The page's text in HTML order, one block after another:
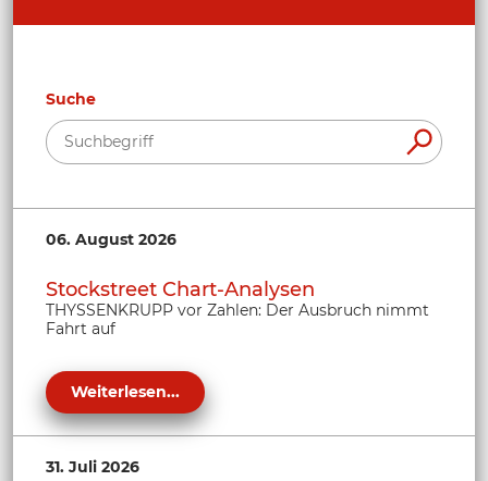
Suche
06. August 2026
Stockstreet Chart-Analysen
THYSSENKRUPP vor Zahlen: Der Ausbruch nimmt
Fahrt auf
Weiterlesen...
31. Juli 2026